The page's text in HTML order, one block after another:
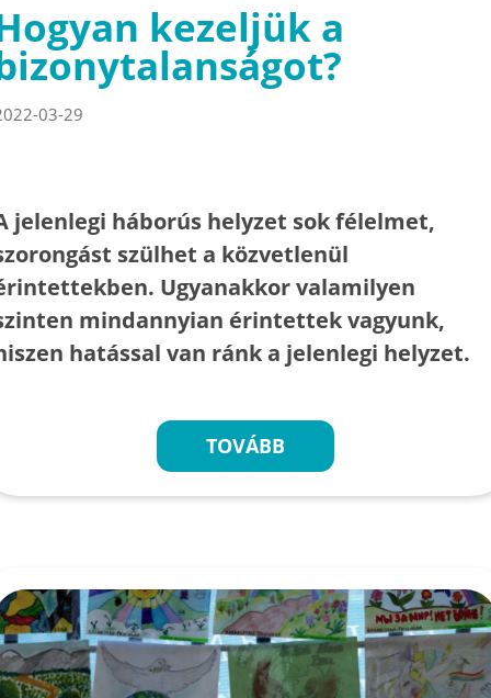
kezeljük a
03-29
jelenlegi háborús helyzet sok félelmet,
szülhet a közvetlenül
Ugyanakkor valamilyen
mindannyian érintettek vagyunk,
hatással van ránk a jelenlegi helyzet.
TOVÁBB